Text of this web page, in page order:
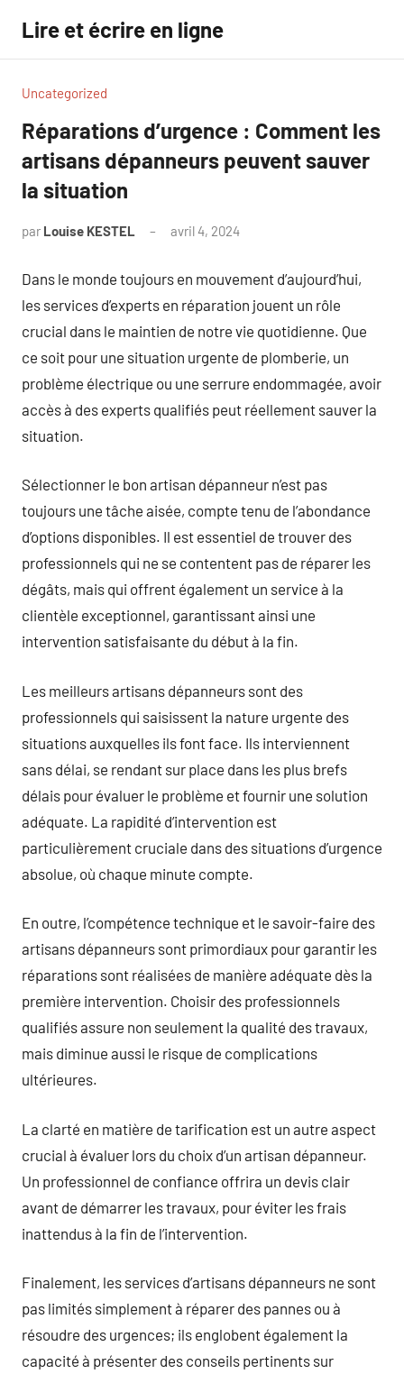
contenu
Lire et écrire en ligne
Uncategorized
Réparations d’urgence : Comment les
artisans dépanneurs peuvent sauver
la situation
par Louise KESTEL avril 4, 2024
Dans le monde toujours en mouvement d’aujourd’hui,
les services d’experts en réparation jouent un rôle
crucial dans le maintien de notre vie quotidienne. Que
ce soit pour une situation urgente de plomberie, un
problème électrique ou une serrure endommagée, avoir
accès à des experts qualifiés peut réellement sauver la
situation.
Sélectionner le bon artisan dépanneur n’est pas
toujours une tâche aisée, compte tenu de l’abondance
d’options disponibles. Il est essentiel de trouver des
professionnels qui ne se contentent pas de réparer les
dégâts, mais qui offrent également un service à la
clientèle exceptionnel, garantissant ainsi une
intervention satisfaisante du début à la fin.
Les meilleurs artisans dépanneurs sont des
professionnels qui saisissent la nature urgente des
situations auxquelles ils font face. Ils interviennent
sans délai, se rendant sur place dans les plus brefs
délais pour évaluer le problème et fournir une solution
adéquate. La rapidité d’intervention est
particulièrement cruciale dans des situations d’urgence
absolue, où chaque minute compte.
En outre, l’compétence technique et le savoir-faire des
artisans dépanneurs sont primordiaux pour garantir les
réparations sont réalisées de manière adéquate dès la
première intervention. Choisir des professionnels
qualifiés assure non seulement la qualité des travaux,
mais diminue aussi le risque de complications
ultérieures.
La clarté en matière de tarification est un autre aspect
crucial à évaluer lors du choix d’un artisan dépanneur.
Un professionnel de confiance offrira un devis clair
avant de démarrer les travaux, pour éviter les frais
inattendus à la fin de l’intervention.
Finalement, les services d’artisans dépanneurs ne sont
pas limités simplement à réparer des pannes ou à
résoudre des urgences; ils englobent également la
capacité à présenter des conseils pertinents sur